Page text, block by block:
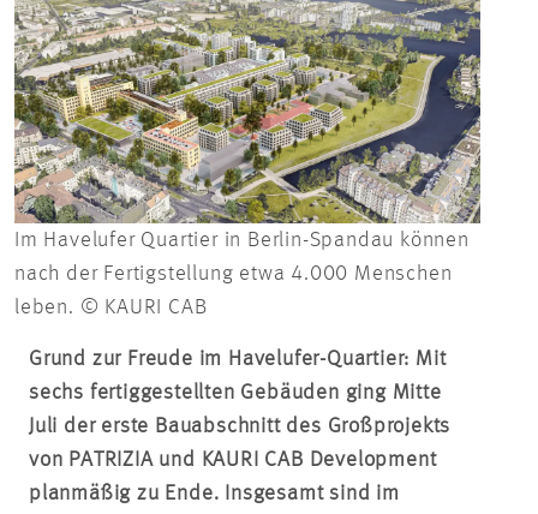
PROJEKTE
KONTAKT
Im Havelufer Quartier in Berlin-Spandau können
nach der Fertigstellung etwa 4.000 Menschen
leben. © KAURI CAB
Grund zur Freude im Havelufer-Quartier: Mit
sechs fertiggestellten Gebäuden ging Mitte
Juli der erste Bauabschnitt des Großprojekts
von PATRIZIA und KAURI CAB Development
planmäßig zu Ende. Insgesamt sind im